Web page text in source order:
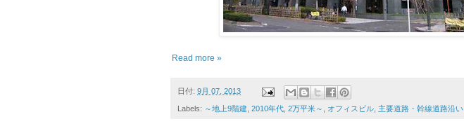
Read more »
日付: 9月 07, 2013
Labels: ～地上9階建 2010年代 2万平米～ オフィスビル 主要道路・幹線道路沿い